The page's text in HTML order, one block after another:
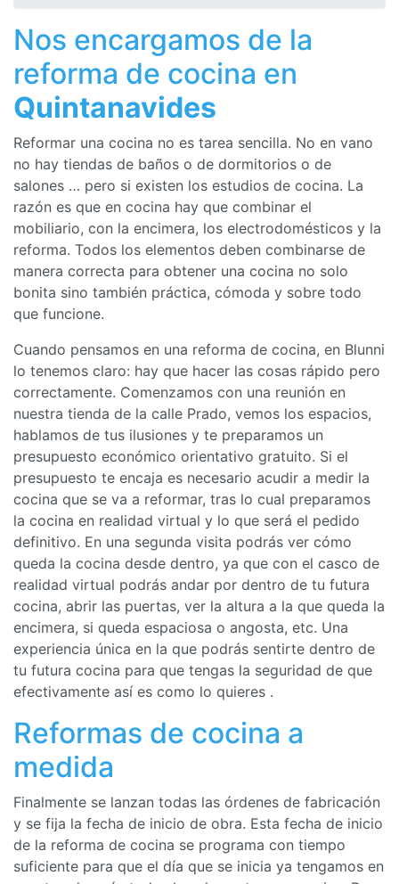
Nos encargamos de la
reforma de cocina en
Quintanavides
Reformar una cocina no es tarea sencilla. No en vano
no hay tiendas de baños o de dormitorios o de
salones … pero si existen los estudios de cocina. La
razón es que en cocina hay que combinar el
mobiliario, con la encimera, los electrodomésticos y la
reforma. Todos los elementos deben combinarse de
manera correcta para obtener una cocina no solo
bonita sino también práctica, cómoda y sobre todo
que funcione.
Cuando pensamos en una reforma de cocina, en Blunni
lo tenemos claro: hay que hacer las cosas rápido pero
correctamente. Comenzamos con una reunión en
nuestra tienda de la calle Prado, vemos los espacios,
hablamos de tus ilusiones y te preparamos un
presupuesto económico orientativo gratuito. Si el
presupuesto te encaja es necesario acudir a medir la
cocina que se va a reformar, tras lo cual preparamos
la cocina en realidad virtual y lo que será el pedido
definitivo. En una segunda visita podrás ver cómo
queda la cocina desde dentro, ya que con el casco de
realidad virtual podrás andar por dentro de tu futura
cocina, abrir las puertas, ver la altura a la que queda la
encimera, si queda espaciosa o angosta, etc. Una
experiencia única en la que podrás sentirte dentro de
tu futura cocina para que tengas la seguridad de que
efectivamente así es como lo quieres .
Reformas de cocina a
medida
Finalmente se lanzan todas las órdenes de fabricación
y se fija la fecha de inicio de obra. Esta fecha de inicio
de la reforma de cocina se programa con tiempo
suficiente para que el día que se inicia ya tengamos en